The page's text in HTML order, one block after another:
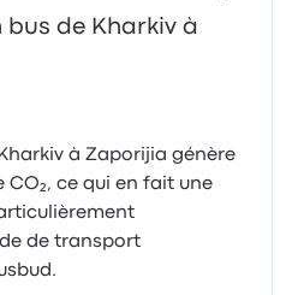
de Kharkiv à
à Zaporijia génère
CO₂, ce qui en fait une
de transport